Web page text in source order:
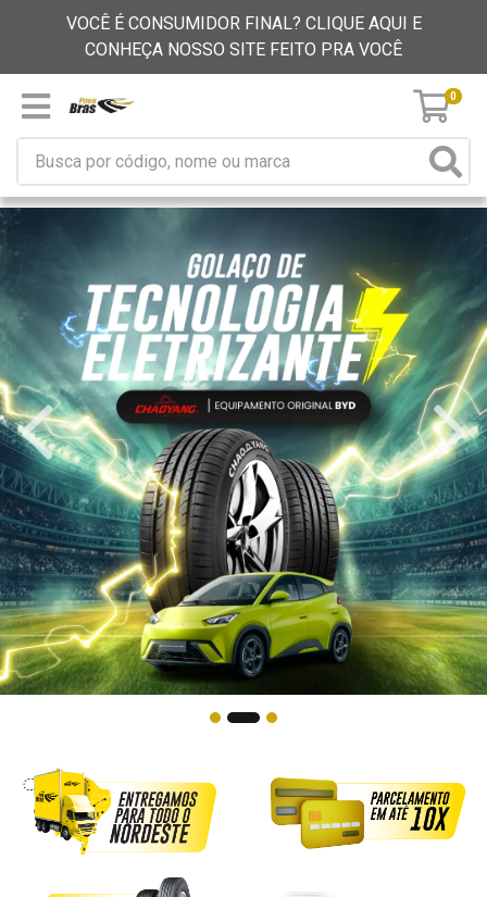
VOCÊ É CONSUMIDOR FINAL? CLIQUE AQUI E
CONHEÇA NOSSO SITE FEITO PRA VOCÊ
0